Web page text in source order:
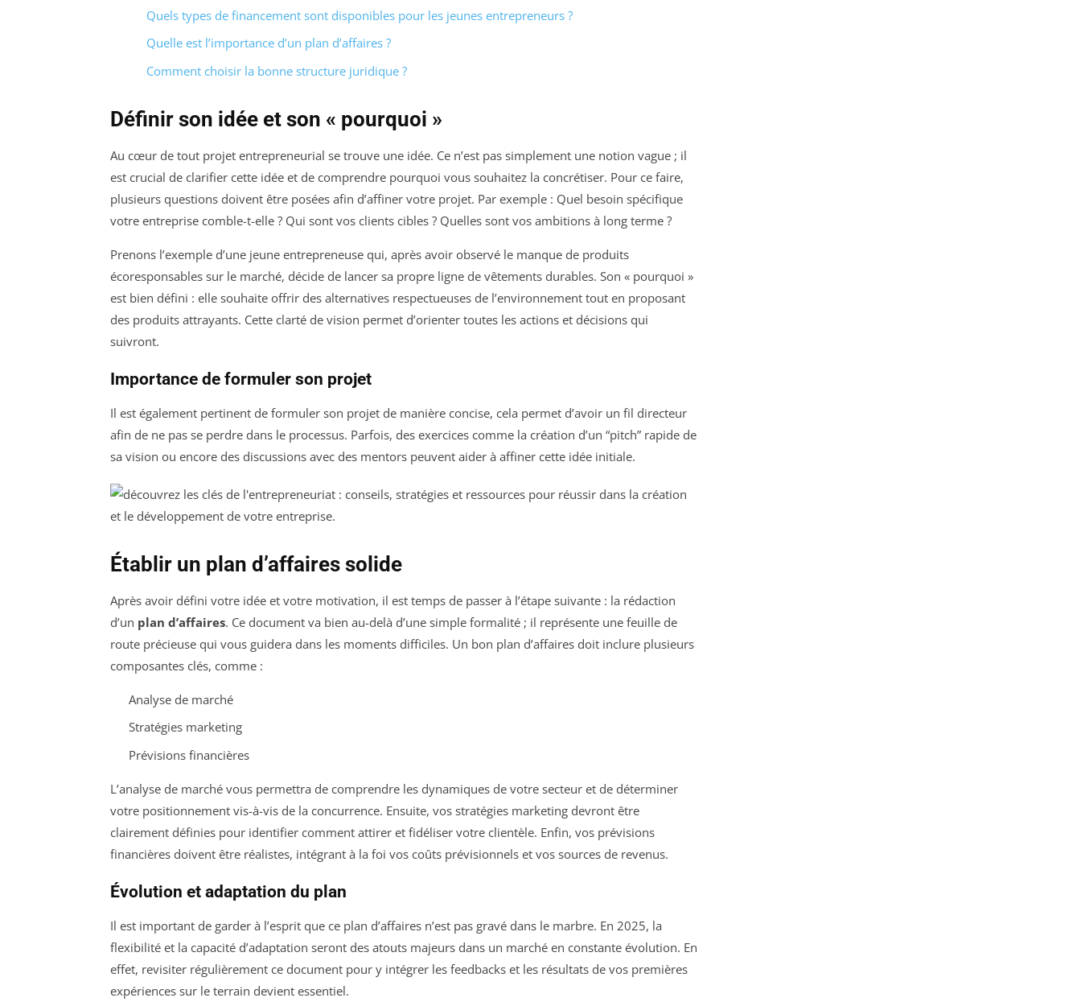
Quels types de financement sont disponibles pour les jeunes entrepreneurs ?
Quelle est l’importance d’un plan d’affaires ?
Comment choisir la bonne structure juridique ?
Définir son idée et son « pourquoi »
Au cœur de tout projet entrepreneurial se trouve une idée. Ce n’est pas simplement une notion vague ; il
est crucial de clarifier cette idée et de comprendre pourquoi vous souhaitez la concrétiser. Pour ce faire,
plusieurs questions doivent être posées afin d’affiner votre projet. Par exemple : Quel besoin spécifique
votre entreprise comble-t-elle ? Qui sont vos clients cibles ? Quelles sont vos ambitions à long terme ?
Prenons l’exemple d’une jeune entrepreneuse qui, après avoir observé le manque de produits
écoresponsables sur le marché, décide de lancer sa propre ligne de vêtements durables. Son « pourquoi »
est bien défini : elle souhaite offrir des alternatives respectueuses de l’environnement tout en proposant
des produits attrayants. Cette clarté de vision permet d’orienter toutes les actions et décisions qui
suivront.
Importance de formuler son projet
Il est également pertinent de formuler son projet de manière concise, cela permet d’avoir un fil directeur
afin de ne pas se perdre dans le processus. Parfois, des exercices comme la création d’un “pitch” rapide de
sa vision ou encore des discussions avec des mentors peuvent aider à affiner cette idée initiale.
Établir un plan d’affaires solide
Après avoir défini votre idée et votre motivation, il est temps de passer à l’étape suivante : la rédaction
d’un plan d’affaires. Ce document va bien au-delà d’une simple formalité ; il représente une feuille de
route précieuse qui vous guidera dans les moments difficiles. Un bon plan d’affaires doit inclure plusieurs
composantes clés, comme :
Analyse de marché
Stratégies marketing
Prévisions financières
L’analyse de marché vous permettra de comprendre les dynamiques de votre secteur et de déterminer
votre positionnement vis-à-vis de la concurrence. Ensuite, vos stratégies marketing devront être
clairement définies pour identifier comment attirer et fidéliser votre clientèle. Enfin, vos prévisions
financières doivent être réalistes, intégrant à la foi vos coûts prévisionnels et vos sources de revenus.
Évolution et adaptation du plan
Il est important de garder à l’esprit que ce plan d’affaires n’est pas gravé dans le marbre. En 2025, la
flexibilité et la capacité d’adaptation seront des atouts majeurs dans un marché en constante évolution. En
effet, revisiter régulièrement ce document pour y intégrer les feedbacks et les résultats de vos premières
expériences sur le terrain devient essentiel.